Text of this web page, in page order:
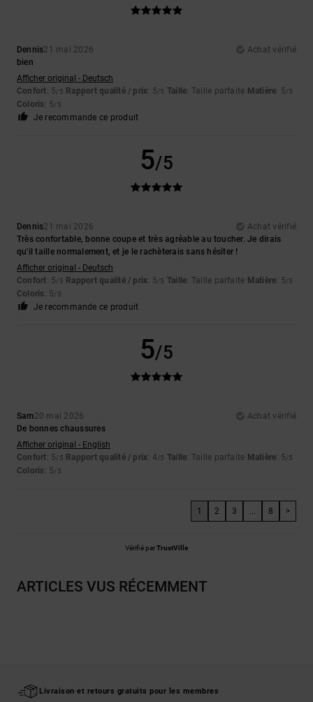
Dennis21 mai 2026
Achat vérifié
bien
Afficher original - Deutsch
Confort: 5/5 Rapport qualité / prix: 5/5 Taille: Taille parfaite Matière: 5/5
Coloris: 5/5
Je recommande ce produit
5/5
Dennis21 mai 2026
Achat vérifié
Très confortable, bonne coupe et très agréable au toucher. Je dirais
qu'il taille normalement, et je le rachèterais sans hésiter !
Afficher original - Deutsch
Confort: 5/5 Rapport qualité / prix: 5/5 Taille: Taille parfaite Matière: 5/5
Coloris: 5/5
Je recommande ce produit
5/5
Sam20 mai 2026
Achat vérifié
De bonnes chaussures
Afficher original - English
Confort: 5/5 Rapport qualité / prix: 4/5 Taille: Taille parfaite Matière: 5/5
Coloris: 5/5
1 2 3 8 >
Vérifié parTrustVille
ARTICLES VUS RÉCEMMENT
Livraison et retours gratuits pour les membres